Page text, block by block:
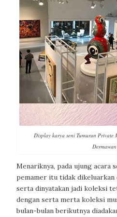
Display karya seni Tumurun Private
Menariknya, pada ujung acara
pemamer itu tidak dikeluarkan
serta dinyatakan jadi koleksi
dengan serta merta koleksi
bulan-bulan berikutnya